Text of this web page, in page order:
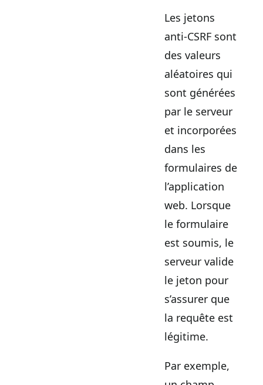
Les jetons
anti-CSRF sont
des valeurs
aléatoires qui
sont générées
par le serveur
et incorporées
dans les
formulaires de
l’application
web. Lorsque
le formulaire
est soumis, le
serveur valide
le jeton pour
s’assurer que
la requête est
légitime.
Par exemple,